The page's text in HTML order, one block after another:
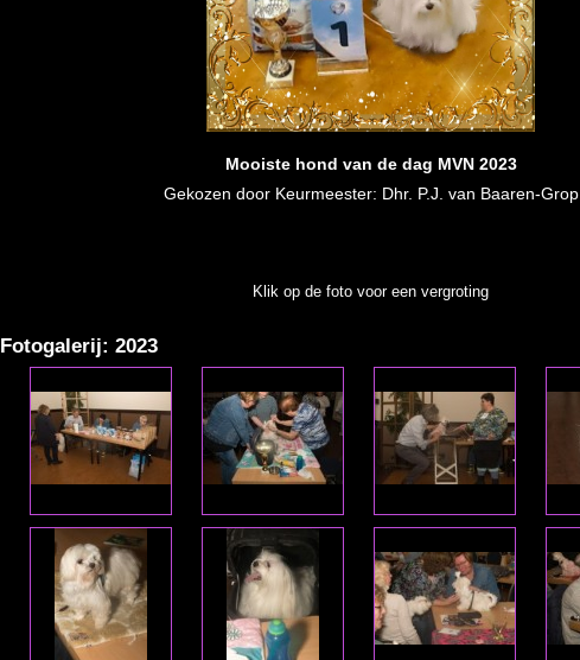
Mooiste hond van de dag MVN 2023
Gekozen door Keurmeester: Dhr. P.J. van Baaren-Grop
Klik op de foto voor een vergroting
Fotogalerij: 2023